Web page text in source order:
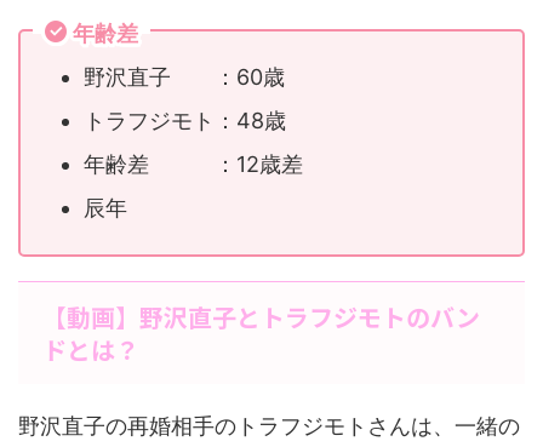
年齢差
野沢直子 ：60歳
トラフジモト：48歳
年齢差 ：12歳差
辰年
【動画】野沢直子とトラフジモトのバン
ドとは？
野沢直子の再婚相手のトラフジモトさんは、一緒の